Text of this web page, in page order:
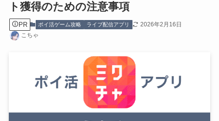
ト獲得のための注意事項
PR ポイ活ゲーム攻略 ライブ配信アプリ
2026年2月16日
こちゃ